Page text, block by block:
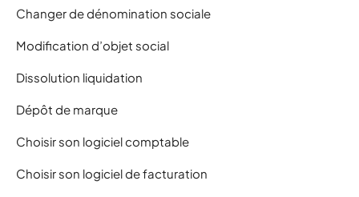
Changer de dénomination sociale
Modification d’objet social
Dissolution liquidation
Dépôt de marque
Choisir son logiciel comptable
Choisir son logiciel de facturation